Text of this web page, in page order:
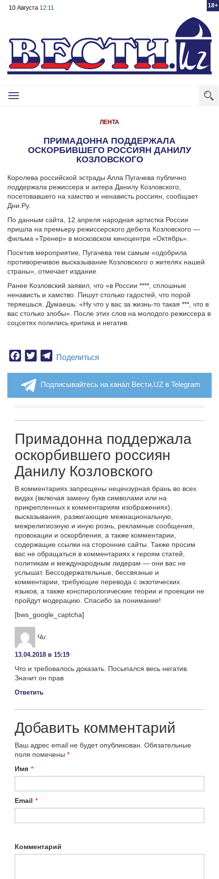
18+
10 Августа 12:11
Toggle
ЛЕНТА
ПРИМАДОННА ПОДДЕРЖАЛА
ОСКОРБИВШЕГО РОССИЯН ДАНИЛУ
КОЗЛОВСКОГО
Королева российской эстрады Алла Пугачева публично
поддержала режиссера и актера Данилу Козловского,
посетовавшего на хамство и ненависть россиян, сообщает
Дни.Ру.
По данным сайта, 12 апреля народная артистка России
пришла на премьеру режиссерского дебюта Козловского —
фильма «Тренер» в московском киноцентре «Октябрь».
Посетив мероприятие, Пугачева тем самым «одобрила
противоречивое высказывание Козловского о жителях нашей
страны», отмечает издание.
Ранее Козловский заявил, что «в России ****, сплошные
ненависть и хамство. Пишут столько гадостей, что порой
теряешься. Думаешь: «Ну что у вас за жизнь-то такая ***, что в
вас столько злобы». После этих слов на молодого режиссера в
соцсетях полились критика и негатив.
Facebook
TwitterTelegram
Поделиться
Подписывайтесь на канал Вести.UZ в Telegram
Примадонна поддержала
оскорбившего россиян
Данилу Козловского
В комментариях запрещены нецензурная брань во всех
видах (включая замену букв символами или на
прикрепленных к комментариям изображениях),
высказывания, разжигающие межнациональную,
межрелигиозную и иную рознь, рекламные сообщения,
провокации и оскорбления, а также комментарии,
содержащие ссылки на сторонние сайты. Также просим
вас не обращаться в комментариях к героям статей,
политикам и международным лидерам — они вас не
услышат. Бессодержательные, бессвязные и
комментарии, требующие перевода с экзотических
языков, а также конспирологические теории и проекции не
пройдут модерацию. Спасибо за понимание!
[bws_google_captcha]
Чи:
13.04.2018 в 15:19
Что и требовалось доказать. Посыпался весь негатив.
Значит он прав
Ответить
Добавить комментарий
Ваш адрес email не будет опубликован. Обязательные
поля помечены *
Имя *
Email *
Комментарий